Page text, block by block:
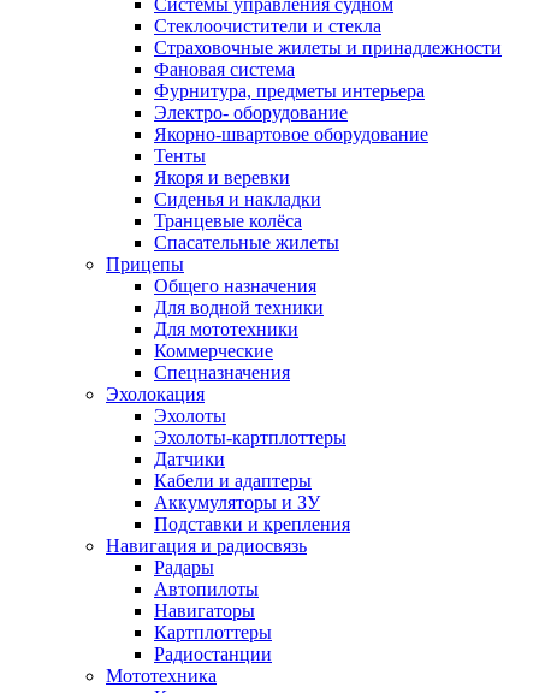
Системы управления судном
Стеклоочистители и стекла
Страховочные жилеты и принадлежности
Фановая система
Фурнитура, предметы интерьера
Электро- оборудование
Якорно-швартовое оборудование
Тенты
Якоря и веревки
Сиденья и накладки
Транцевые колёса
Спасательные жилеты
Прицепы
Общего назначения
Для водной техники
Для мототехники
Коммерческие
Спецназначения
Эхолокация
Эхолоты
Эхолоты-картплоттеры
Датчики
Кабели и адаптеры
Аккумуляторы и ЗУ
Подставки и крепления
Навигация и радиосвязь
Радары
Автопилоты
Навигаторы
Картплоттеры
Радиостанции
Мототехника